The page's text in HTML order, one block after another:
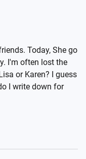
Today, She go
I'm often lost the
or Karen? I guess
I write down for